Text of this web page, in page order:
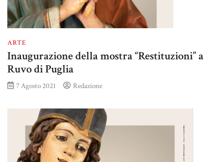
ARTE
Inaugurazione della mostra “Restituzioni” a
Ruvo di Puglia
7 Agosto 2021 Redazione